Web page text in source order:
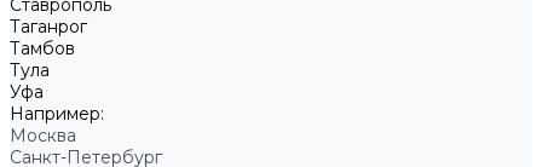
Ставрополь
Таганрог
Тамбов
Тула
Уфа
Например:
Москва
Санкт-Петербург